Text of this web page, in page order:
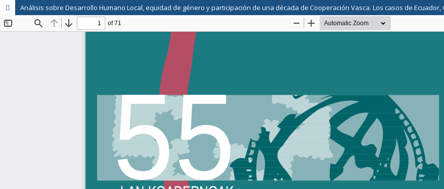
Análisis sobre Desarrollo Humano Local, equidad de género y participación de una década de Cooperación Vasca. Los casos de Ecuador,